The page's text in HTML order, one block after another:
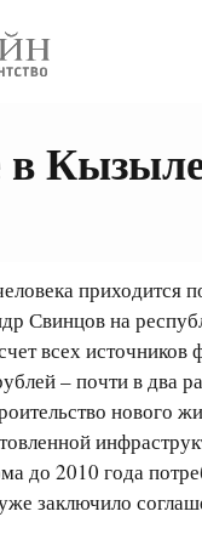
Кызыле
Свинцов на
всех
– почти в два
нового
до 2010 года
заключило